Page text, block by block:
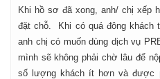
Khi hồ sơ đã xong, anh/ chị xếp
đặt chỗ. Khi có quá đông khách
anh chị có muốn dùng dịch vụ
mình sẽ không phải chờ lâu để
số lượng khách ít hơn và được